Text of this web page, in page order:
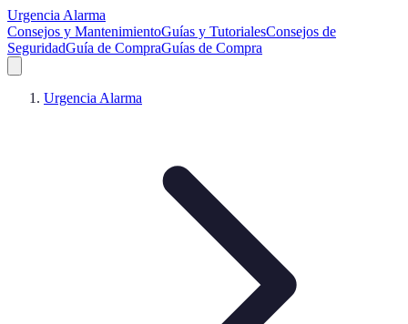
Urgencia Alarma
Consejos y MantenimientoGuías y TutorialesConsejos de
SeguridadGuía de CompraGuías de Compra
Urgencia Alarma